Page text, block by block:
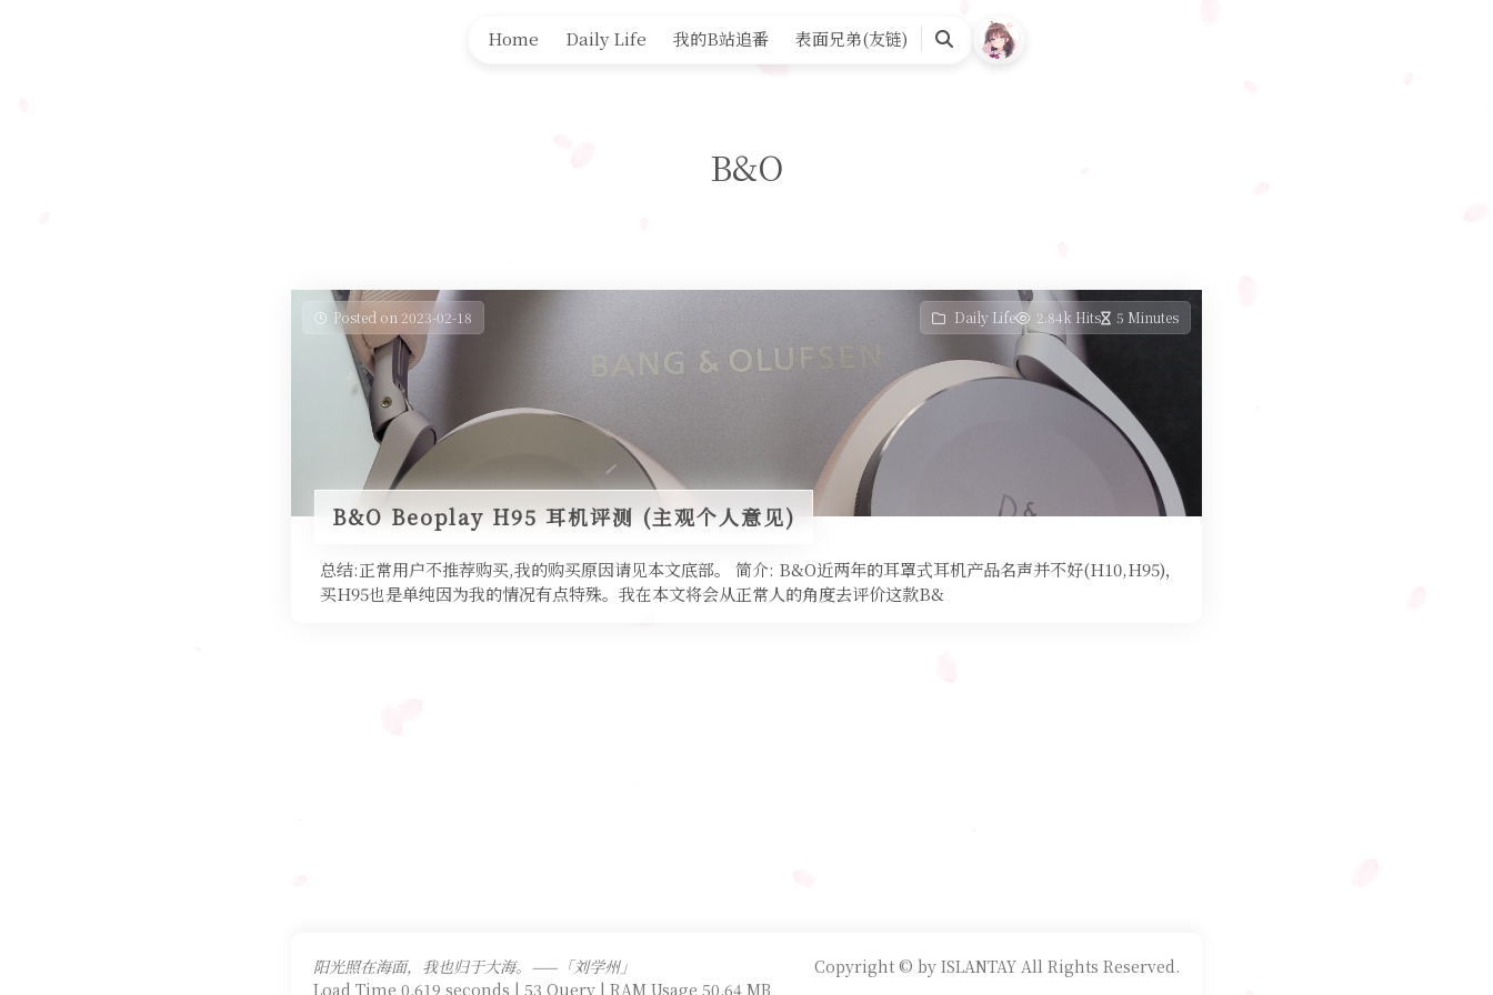
Home Daily Life 我的B站追番 表面兄弟(友链) Search
B&O
Posted on 2023-02-18 Daily Life 2.84k Hits 5 Minutes
B&O Beoplay H95 耳机评测 (主观个人意见)
总结:正常用户不推荐购买,我的购买原因请见本文底部。 简介: B&O近两年的耳罩式耳机产品名声并不好(H10,H95)，
买H95也是单纯因为我的情况有点特殊。我在本文将会从正常人的角度去评价这款B&
阳光照在海面，我也归于大海。——「刘学州」
Copyright © by ISLANTAY All Rights Reserved.
Load Time 0.619 seconds | 53 Query | RAM Usage 50.64 MB